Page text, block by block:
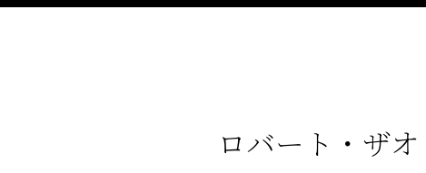
ロバート・ザオ